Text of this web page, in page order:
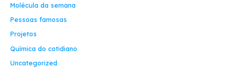
Molécula da semana
Pessoas famosas
Projetos
Química do cotidiano
Uncategorized